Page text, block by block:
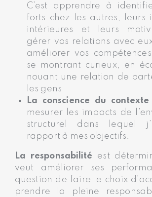
C’est apprendre à
forts chez les autres, leurs
intérieures et leurs
gérer vos relations avec
améliorer vos
se montrant curieux, en
nouant une relation de
les gens
La conscience du contexte
mesurer les impacts de
structurel dans lequel
rapport à mes objectifs.
La responsabilité est
veut améliorer ses
question de faire le choix
prendre la pleine